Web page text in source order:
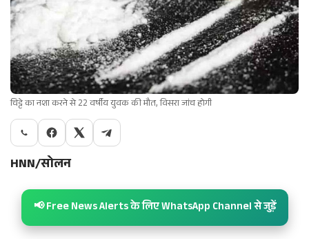
चिट्टे का नशा करने से 22 वर्षीय युवक की मौत, विसरा जांच होगी
HNN/सोलन
📢 Free News Alerts के लिए WhatsApp Channel से जुड़ें